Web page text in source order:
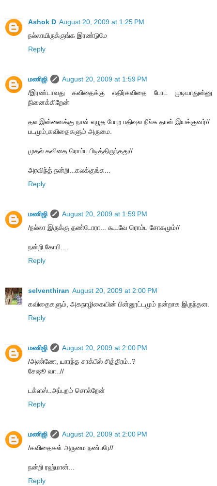
Ashok D August 20, 2009 at 1:25 PM
நல்லாயிருக்குங்க இரண்டுமே
Reply
மணிஜி
August 20, 2009 at 1:59 PM
/இரண்டாவது கவிதைக்கு எதிர்கவிதை போட முடியாதுன்னு
நினைக்கிறேன்
தல இன்னைக்கு நான் எழுத போற பதிவுல நீங்க தான் இயக்குனர்//
படமும்,கவிதைகளும் அருமை.
முதல் கவிதை ரொம்ப பிடித்திருந்தது//
அரவிந்த் நன்றி...கலக்குங்க...
Reply
மணிஜி
August 20, 2009 at 1:59 PM
/ந‌ல்லா இருக்கு த‌ண்டோரா... கூட‌வே ரொம்ப‌ சோகமும்//
நன்றி கோபி....
Reply
selventhiran August 20, 2009 at 2:00 PM
கவிதைகளும், அகநாழிகையின் பின்னூட்டமும் நன்றாக இருந்தன.
Reply
மணிஜி
August 20, 2009 at 2:00 PM
/அண்ணே, யாரந்த சாக்பீஸ் சித்திரம்..?
சேஷூ வா..//
டக்ளஸ்..அப்புறம் சொல்றேன்
Reply
மணிஜி
August 20, 2009 at 2:00 PM
/கவிதைகள் அருமை நண்பரே//
நன்றி ரஹ்மான்...
Reply